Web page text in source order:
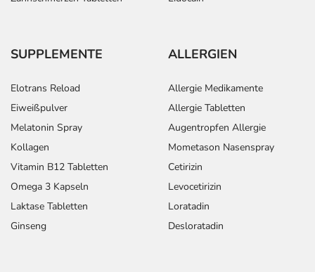
SUPPLEMENTE
Elotrans Reload
Eiweißpulver
Melatonin Spray
Kollagen
Vitamin B12 Tabletten
Omega 3 Kapseln
Laktase Tabletten
Ginseng
ALLERGIEN
Allergie Medikamente
Allergie Tabletten
Augentropfen Allergie
Mometason Nasenspray
Cetirizin
Levocetirizin
Loratadin
Desloratadin